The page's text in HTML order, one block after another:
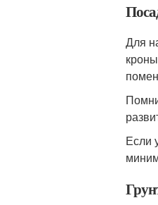
Для
Если